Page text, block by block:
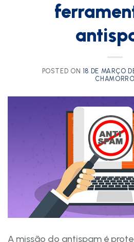
POSTED ON 18 DE MARÇO
CHAMORRO
A missão do antispam é